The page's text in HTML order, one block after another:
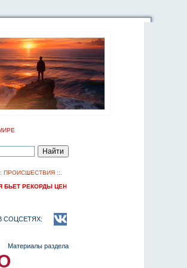
ПРОИСШЕСТВИЯ ::.
РЕКОРДЫ ЦЕН, НО ТЕРЯЕТ МОНОПОЛИЮ НА ПЛЯЖИ
СОЦСЕТЯХ:
Материалы раздела